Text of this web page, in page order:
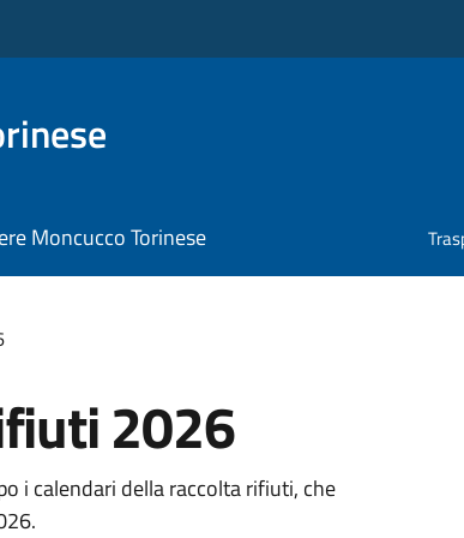
Moncucco Torinese
2026
i calendari della raccolta rifiuti, che